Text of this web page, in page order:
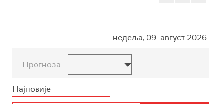
недеља, 09. август 2026.
Прогноза
Најновије